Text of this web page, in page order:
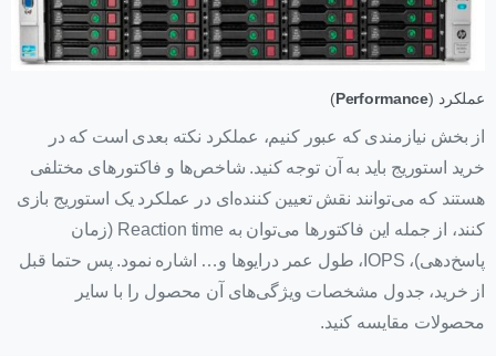
عملکرد (Performance
)
از بخش نیازمندی که عبور کنیم، عملکرد نکته بعدی است که در
خرید استوریج باید به آن توجه کنید. شاخص‌ها و فاکتورهای مختلفی
هستند که می‌توانند نقش تعیین کننده‌ای در عملکرد یک استوریج بازی
کنند، از جمله این فاکتورها می‌توان به Reaction time (زمان
پاسخ‌دهی)، IOPS، طول عمر درایوها و… اشاره نمود. پس حتما قبل
از خرید، جدول مشخصات ویژگی‌های آن محصول را با سایر
محصولات مقایسه کنید.